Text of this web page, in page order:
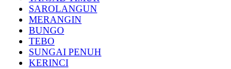
SAROLANGUN
MERANGIN
BUNGO
TEBO
SUNGAI PENUH
KERINCI